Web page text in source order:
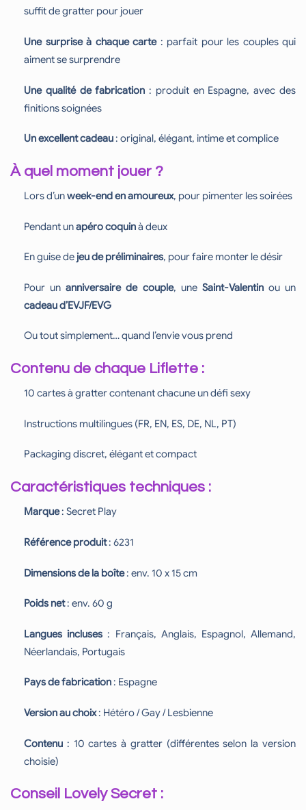
suffit de gratter pour jouer
Une surprise à chaque carte: parfait pour les couples qui
aiment se surprendre
Une qualité de fabrication : produit en Espagne, avec des
finitions soignées
Un excellent cadeau: original, élégant, intime et complice
À quel moment jouer ?
Lors d’unweek-end en amoureux, pour pimenter les soirées
Pendant unapéro coquinà deux
En guise dejeu de préliminaires, pour faire monter le désir
Pour unanniversaire de couple, une Saint-Valentinou un
cadeau d’EVJF/EVG
Ou tout simplement… quand l’envie vous prend
Contenu de chaque Liflette :
10 cartes à gratter contenant chacune un défi sexy
Instructions multilingues (FR, EN, ES, DE, NL, PT)
Packaging discret, élégant et compact
Caractéristiques techniques :
Marque: Secret Play
Référence produit: 6231
Dimensions de la boîte: env. 10 x 15 cm
Poids net: env. 60 g
Langues incluses : Français, Anglais, Espagnol, Allemand,
Néerlandais, Portugais
Pays de fabrication: Espagne
Version au choix: Hétéro / Gay / Lesbienne
Contenu : 10 cartes à gratter (différentes selon la version
choisie)
Conseil Lovely Secret :